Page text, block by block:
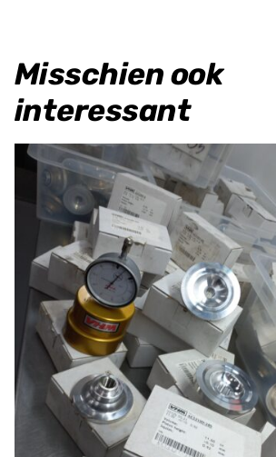
Misschien ook
interessant